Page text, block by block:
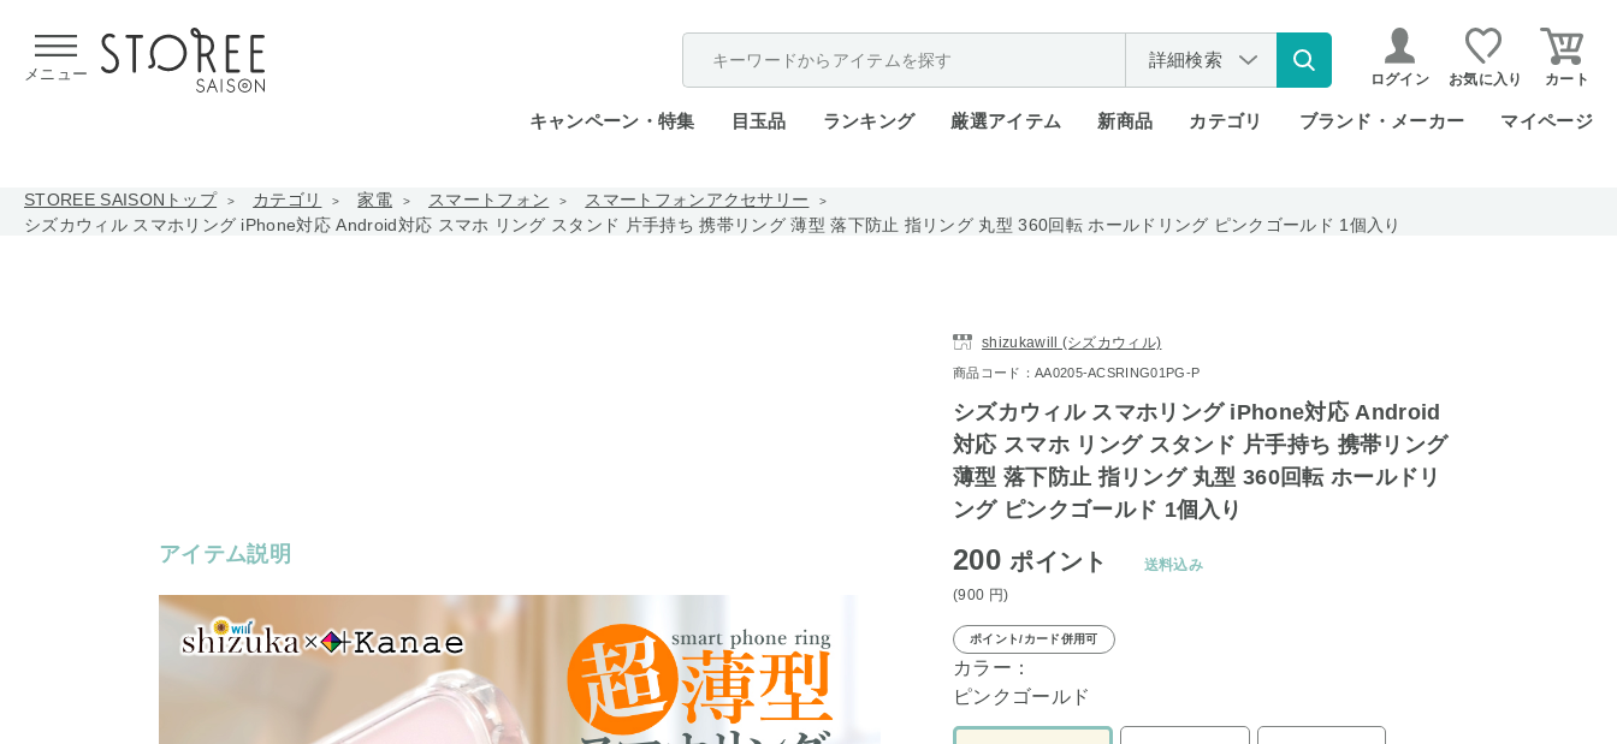
メニュー
詳細検索
ログイン お気に入り カート
キャンペーン・特集 目玉品 ランキング 厳選アイテム 新商品 カテゴリ ブランド・メーカー マイページ
STOREE SAISONトップ カテゴリ 家電 スマートフォン
スマートフォンアクセサリー
シズカウィル スマホリング iPhone対応 Android対応 スマホ リング スタンド 片手持ち 携帯リング 薄型 落下防止 指リング 丸型 360回転 ホールドリング ピンクゴールド 1個入り
アイテム説明
shizukawill (シズカウィル)
商品コード：AA0205-ACSRING01PG-P
シズカウィル スマホリング iPhone対応 Android
対応 スマホ リング スタンド 片手持ち 携帯リング
薄型 落下防止 指リング 丸型 360回転 ホールドリ
ング ピンクゴールド 1個入り
200ポイント
(900 円)
送料込み
ポイント/カード併用可
カラー：
ピンクゴールド